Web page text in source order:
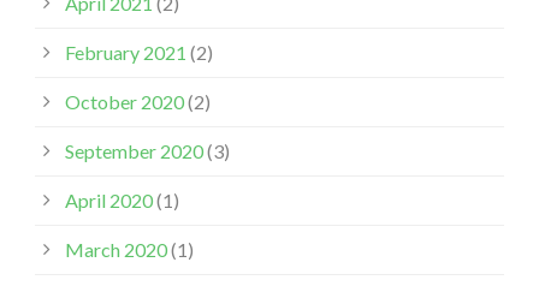
February 2021 (2)
October 2020(2)
September 2020(3)
April 2020(1)
March 2020(1)